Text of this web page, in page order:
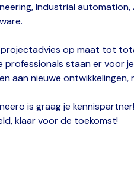
Industrial
op maat tot
professionals staan er voor
aan nieuwe ontwikkelingen,
is graag je
klaar voor de toekomst!